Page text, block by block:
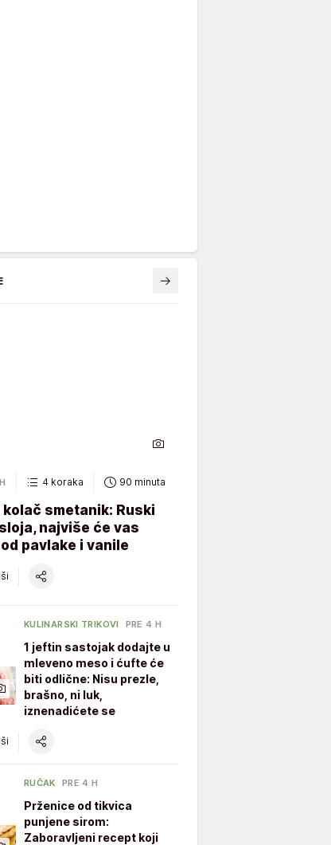
4 koraka 90 minuta
kolač smetanik: Ruski
najviše će vas
pavlake i vanile
KULINARSKI TRIKOVI PRE 4 H
1 jeftin sastojak dodajte u
mleveno meso i ćufte će
biti odlične: Nisu prezle,
brašno, ni luk,
iznenadićete se
RUČAK PRE 4 H
Prženice od tikvica
punjene sirom:
Zaboravljeni recept koji